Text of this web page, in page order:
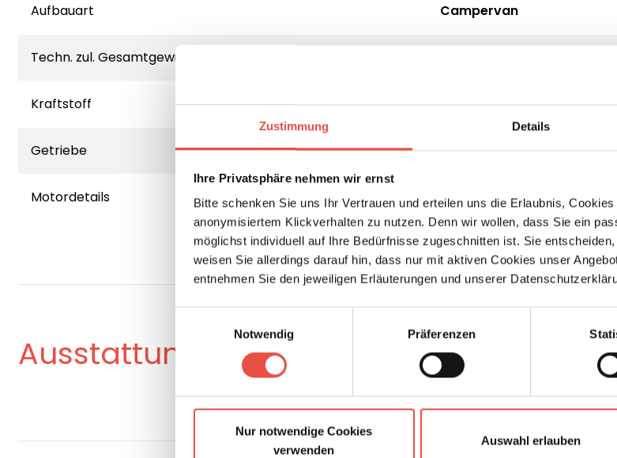
Zustimmung Details
Ihre Privatsphäre nehmen wir ernst
Bitte schenken Sie uns Ihr Vertrauen und erteilen uns die Erlaubnis,
anonymisiertem Klickverhalten zu nutzen. Denn wir wollen, dass Sie ein
möglichst individuell auf Ihre Bedürfnisse zugeschnitten ist. Sie
weisen Sie allerdings darauf hin, dass nur mit aktiven Cookies unser
entnehmen Sie den jeweiligen Erläuterungen und unserer
Notwendig
Präferenzen
Nur notwendige Cookies
verwenden
Auswahl erlauben
Aufbauart Campervan
Techn. zul. Gesamtgewicht
Kraftstoff Diesel
Getriebe Automatik
Motordetails 2,2 l Multijet 3, Euro 6e
Ausstattung